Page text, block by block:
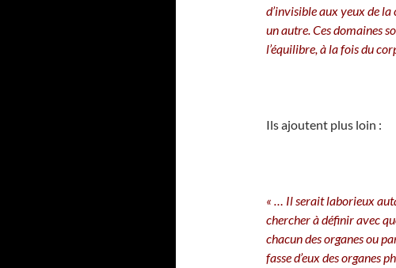
d’invisible aux yeux de
un autre. Ces domaines
l’équilibre, à la fois du
Ils ajoutent plus loin :
« … Il serait laborieux
chercher à définir avec
chacun des organes ou
fasse d’eux des organes